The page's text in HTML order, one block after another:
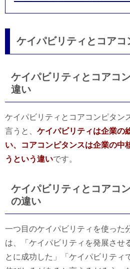
ケイパビリティとコア
ケイパビリティとコアコ
違い
ケイパビリティとコアコンピタン
言うと、 ケイパビリティは企業の
い、コアコンピタンスは企業の中
うという違いです。
ケイパビリティとコアコ
の違い
一つ目のケイパビリティを使った
は、「ケイパビリティを発展させ
とに成功した」「ケイパビリティ